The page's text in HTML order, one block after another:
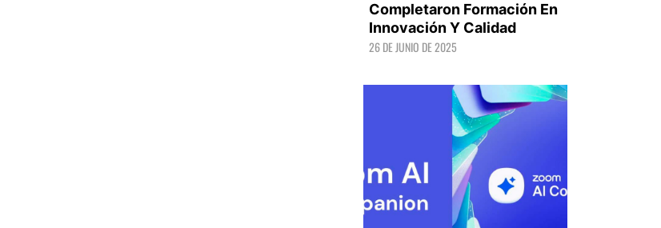
LEER +
Completaron Formación En
Innovación Y Calidad
26 DE JUNIO DE 2025